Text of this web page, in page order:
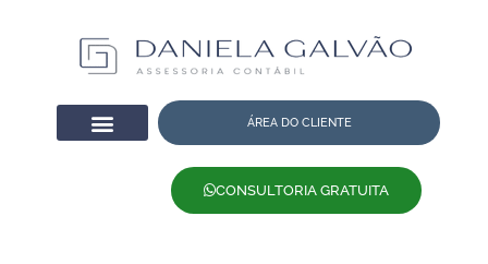
ÁREA DO CLIENTE
CONSULTORIA GRATUITA